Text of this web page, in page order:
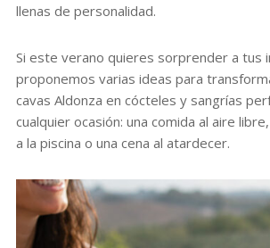
llenas de personalidad.
Si este verano quieres sorprender a tus
proponemos varias ideas para
cavas Aldonza en cócteles y sangrías
cualquier ocasión: una comida al aire
a la piscina o una cena al atardecer.